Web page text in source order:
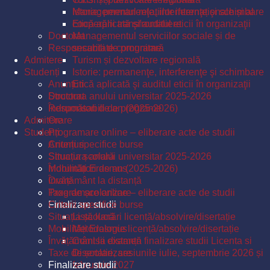
Istorie: permanenţe, interferenţe şi schimbare
Etică aplicată şi auditul eticii în organizaţii
Doctorat
Responsabili de programe
Admitere
Studenți
Anunțuri
Structura anului universitar 2025-2026
Îndrumători de an (2025-2026)
Orare
Programare online – eliberare acte de studii
Criterii specifice burse
Situația școlară
Mobilități Erasmus
Învățământ la distanță
Taxe de școlarizare
Finalizare studii
Listă lucrări licență/absolvire/disertație
Metodologie licență/absolvire/disertație
Comisii examen finalizare studii Licenta si
Disertatie, sesiunile iulie, septembrie 2026 și
februarie 2027
Managementul relațiilor internaționale și al
cooperării transfrontaliere
Managementul serviciilor sociale și de
securitate comunitară
Turism și dezvoltare regională
Istorie: permanenţe, interferenţe şi schimbare
Etică aplicată şi auditul eticii în organizaţii
Doctorat
Responsabili de programe
Admitere
Studenți
Anunțuri
Structura anului universitar 2025-2026
Îndrumători de an (2025-2026)
Orare
Programare online – eliberare acte de studii
Criterii specifice burse
Situația școlară
Mobilități Erasmus
Învățământ la distanță
Taxe de școlarizare
Finalizare studii